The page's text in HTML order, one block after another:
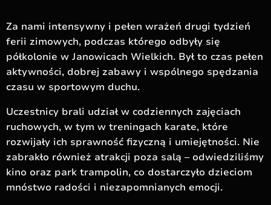
Za nami intensywny i pełen wrażeń drugi tydzień
ferii zimowych, podczas którego odbyły się
półkolonie w Janowicach Wielkich. Był to czas pełen
aktywności, dobrej zabawy i wspólnego spędzania
czasu w sportowym duchu.
Uczestnicy brali udział w codziennych zajęciach
ruchowych, w tym w treningach karate, które
rozwijały ich sprawność fizyczną i umiejętności. Nie
zabrakło również atrakcji poza salą – odwiedziliśmy
kino oraz park trampolin, co dostarczyło dzieciom
mnóstwo radości i niezapomnianych emocji.